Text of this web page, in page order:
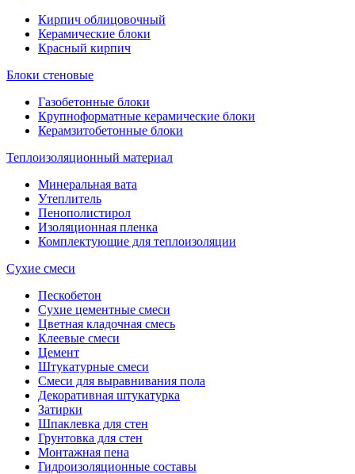
Кирпич облицовочный
Керамические блоки
Красный кирпич
Блоки стеновые
Газобетонные блоки
Крупноформатные керамические блоки
Керамзитобетонные блоки
Теплоизоляционный материал
Минеральная вата
Утеплитель
Пенополистирол
Изоляционная пленка
Комплектующие для теплоизоляции
Сухие смеси
Пескобетон
Сухие цементные смеси
Цветная кладочная смесь
Клеевые смеси
Цемент
Штукатурные смеси
Смеси для выравнивания пола
Декоративная штукатурка
Затирки
Шпаклевка для стен
Грунтовка для стен
Монтажная пена
Гидроизоляционные составы